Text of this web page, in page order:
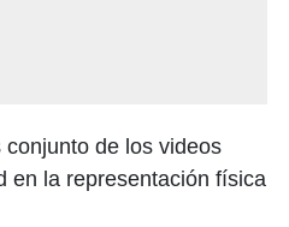
de los videos
en la representación física